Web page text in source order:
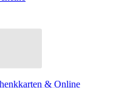
& Online